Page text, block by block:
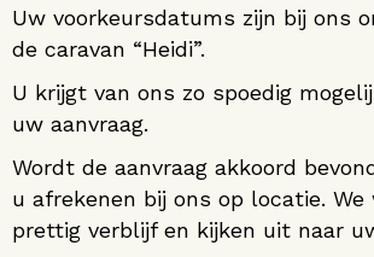
Uw voorkeursdatums zijn bij ons
de caravan “Heidi”.
U krijgt van ons zo spoedig
uw aanvraag.
Wordt de aanvraag akkoord
u afrekenen bij ons op locatie. We
prettig verblijf en kijken uit naar